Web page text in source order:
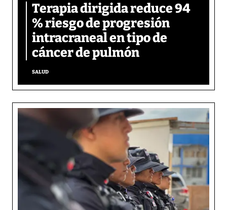
Terapia dirigida reduce 94
% riesgo de progresión
intracraneal en tipo de
cáncer de pulmón
SALUD